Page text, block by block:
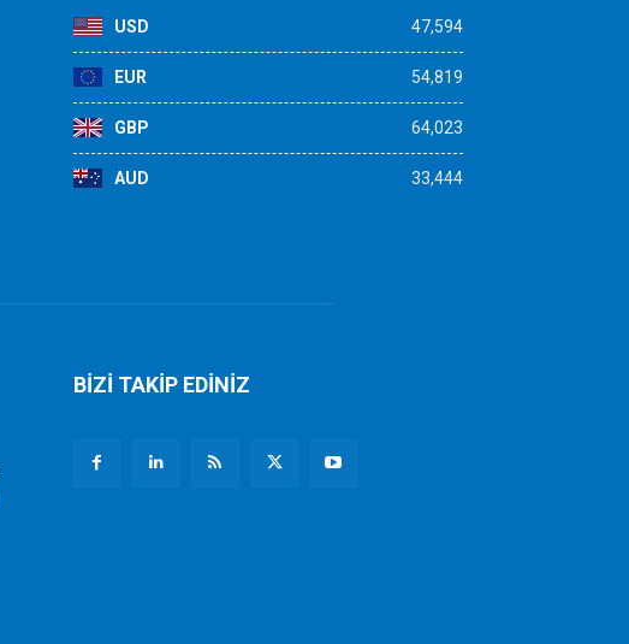
USD 47,594
EUR 54,819
GBP 64,023
AUD 33,444
BİZİ TAKİP EDİNİZ